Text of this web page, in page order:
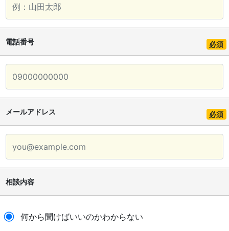
電話番号 必須
メールアドレス 必須
相談内容
何から聞けばいいのかわからない